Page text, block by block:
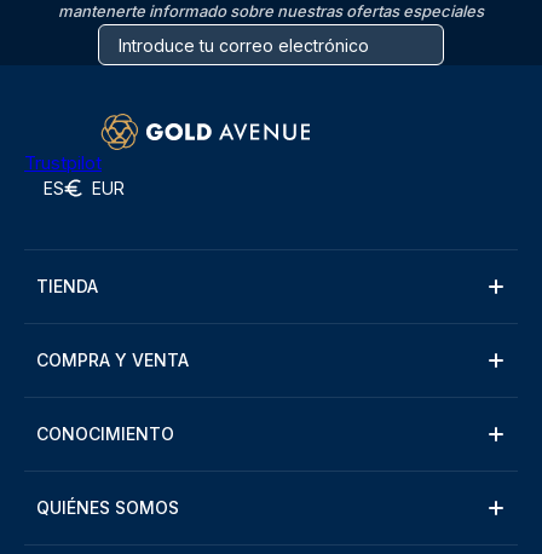
mantenerte informado sobre nuestras ofertas especiales
Trustpilot
ES EUR
TIENDA
COMPRA Y VENTA
CONOCIMIENTO
QUIÉNES SOMOS